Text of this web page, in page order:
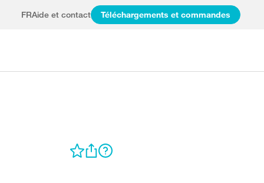
FRAide et contact Téléchargements et commandes